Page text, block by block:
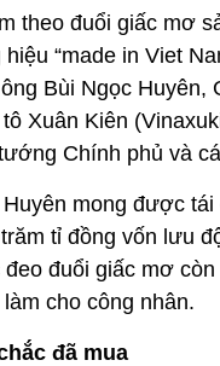
theo đuổi giấc mơ
“made in Viet
Bùi Ngọc Huyên,
Xuân Kiên
Chính phủ và
mong được tái
tỉ đồng vốn lưu
đeo đuổi giấc mơ
cho công nhân.
đã mua